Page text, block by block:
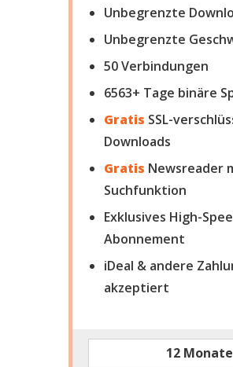
Unbegrenzte
Unbegrenzte
50Verbindungen
6563+ Tage binäre
Gratis SSL-
Downloads
Gratis Newsreader
Suchfunktion
Exklusives High-
Abonnement
iDeal & andere
akzeptiert
12 Monate